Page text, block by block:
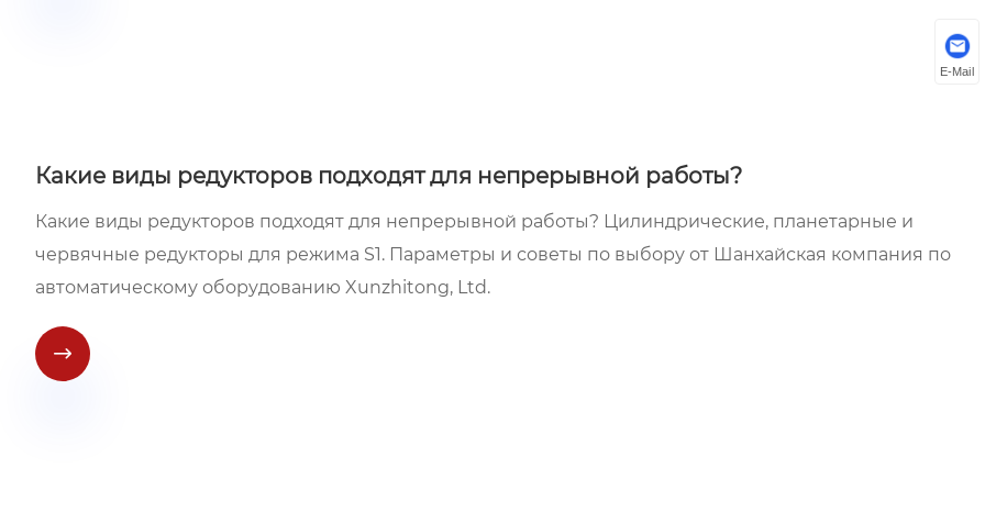
Какие виды редукторов подходят для непрерывной работы?
Какие виды редукторов подходят для непрерывной работы? Цилиндрические, планетарные и
червячные редукторы для режима S1. Параметры и советы по выбору от Шанхайская компания по
автоматическому оборудованию Xunzhitong, Ltd.

E-Mail